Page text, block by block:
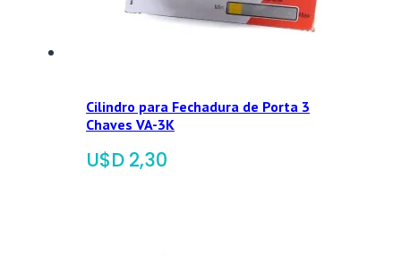
Cilindro para Fechadura de Porta 3
Chaves VA-3K
$ 2,30